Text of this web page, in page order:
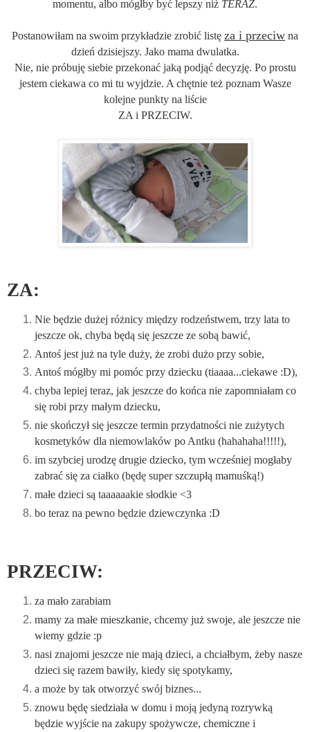
momentu, albo mógłby być lepszy niż TERAZ.
Postanowiłam na swoim przykładzie zrobić listę za i przeciw na
dzień dzisiejszy. Jako mama dwulatka.
Nie, nie próbuję siebie przekonać jaką podjąć decyzję. Po prostu
jestem ciekawa co mi tu wyjdzie. A chętnie też poznam Wasze
kolejne punkty na liście
ZA i PRZECIW.
ZA:
Nie będzie dużej różnicy między rodzeństwem, trzy lata to
jeszcze ok, chyba będą się jeszcze ze sobą bawić,
Antoś jest już na tyle duży, że zrobi dużo przy sobie,
Antoś mógłby mi pomóc przy dziecku (tiaaaa...ciekawe :D),
chyba lepiej teraz, jak jeszcze do końca nie zapomniałam co
się robi przy małym dziecku,
nie skończył się jeszcze termin przydatności nie zużytych
kosmetyków dla niemowlaków po Antku (hahahaha!!!!!),
im szybciej urodzę drugie dziecko, tym wcześniej mogłaby
zabrać się za ciałko (będę super szczupłą mamuśką!)
małe dzieci są taaaaaakie słodkie <3
bo teraz na pewno będzie dziewczynka :D
PRZECIW:
za mało zarabiam
mamy za małe mieszkanie, chcemy już swoje, ale jeszcze nie
wiemy gdzie :p
nasi znajomi jeszcze nie mają dzieci, a chciałbym, żeby nasze
dzieci się razem bawiły, kiedy się spotykamy,
a może by tak otworzyć swój biznes...
znowu będę siedziała w domu i moją jedyną rozrywką
będzie wyjście na zakupy spożywcze, chemiczne i